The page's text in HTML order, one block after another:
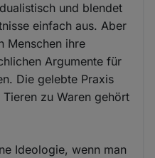
und blendet
einfach aus. Aber
Menschen ihre
Argumente für
Die gelebte Praxis
zu Waren gehört
Ideologie, wenn man